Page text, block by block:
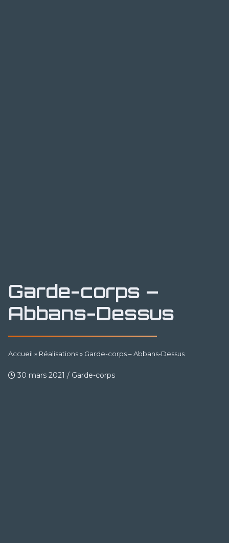
Garde-corps –
Abbans-Dessus
Accueil » Réalisations» Garde-corps – Abbans-Dessus
30 mars 2021 / Garde-corps